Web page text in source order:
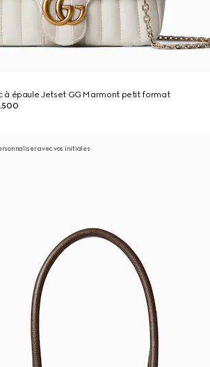
à épaule Jetset GG Marmont petit format
avec vos initiales